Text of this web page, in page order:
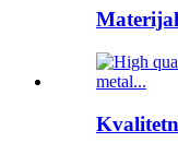
Materijal